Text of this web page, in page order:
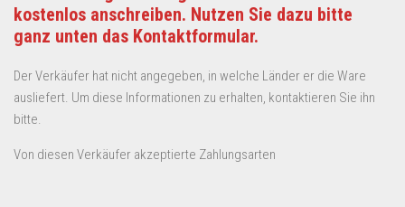
kostenlos anschreiben. Nutzen Sie dazu bitte
ganz unten das Kontaktformular.
Der Verkäufer hat nicht angegeben, in welche Länder er die Ware
ausliefert. Um diese Informationen zu erhalten, kontaktieren Sie ihn
bitte.
Von diesen Verkäufer akzeptierte Zahlungsarten